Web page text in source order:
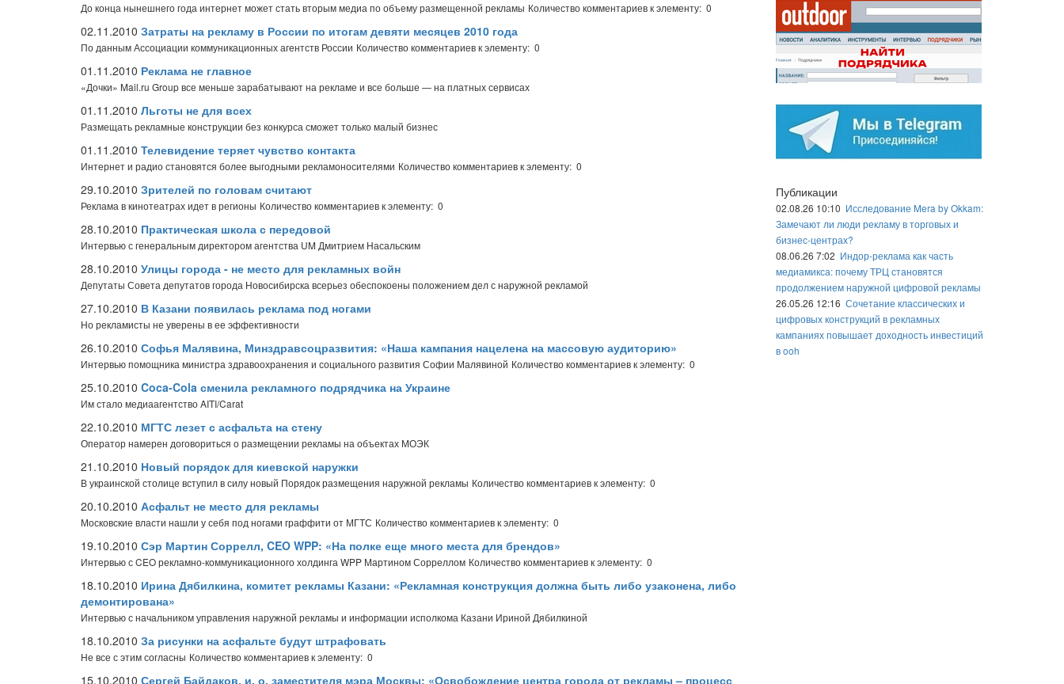
До конца нынешнего года интернет может стать вторым медиа по объему размещенной рекламы Количество комментариев к элементу: 0
02.11.2010 Затраты на рекламу в России по итогам девяти месяцев 2010 года
По данным Ассоциации коммуникационных агентств России Количество комментариев к элементу: 0
01.11.2010 Реклама не главное
«Дочки» Mail.ru Group все меньше зарабатывают на рекламе и все больше — на платных сервисах
01.11.2010 Льготы не для всех
Размещать рекламные конструкции без конкурса сможет только малый бизнес
01.11.2010 Телевидение теряет чувство контакта
Интернет и радио становятся более выгодными рекламоносителями Количество комментариев к элементу: 0
29.10.2010 Зрителей по головам считают
Реклама в кинотеатрах идет в регионы Количество комментариев к элементу: 0
28.10.2010 Практическая школа с передовой
Интервью с генеральным директором агентства UM Дмитрием Насальским
28.10.2010 Улицы города - не место для рекламных войн
Депутаты Совета депутатов города Новосибирска всерьез обеспокоены положением дел с наружной рекламой
27.10.2010 В Казани появилась реклама под ногами
Но рекламисты не уверены в ее эффективности
26.10.2010 Софья Малявина, Минздравсоцразвития: «Наша кампания нацелена на массовую аудиторию»
Интервью помощника министра здравоохранения и социального развития Софии Малявиной Количество комментариев к элементу: 0
25.10.2010 Coca-Cola сменила рекламного подрядчика на Украине
Им стало медиаагентство AITI/Carat
22.10.2010 МГТС лезет с асфальта на стену
Оператор намерен договориться о размещении рекламы на объектах МОЭК
21.10.2010 Новый порядок для киевской наружки
В украинской столице вступил в силу новый Порядок размещения наружной рекламы Количество комментариев к элементу: 0
20.10.2010 Асфальт не место для рекламы
Московские власти нашли у себя под ногами граффити от МГТС Количество комментариев к элементу: 0
19.10.2010 Сэр Мартин Соррелл, CEO WPP: «На полке еще много места для брендов»
Интервью с CEO рекламно-коммуникационного холдинга WPP Мартином Сорреллом Количество комментариев к элементу: 0
18.10.2010 Ирина Дябилкина, комитет рекламы Казани: «Рекламная конструкция должна быть либо узаконена, либо
демонтирована»
Интервью с начальником управления наружной рекламы и информации исполкома Казани Ириной Дябилкиной
18.10.2010 За рисунки на асфальте будут штрафовать
Не все с этим согласны Количество комментариев к элементу: 0
15.10.2010 Сергей Байдаков, и. о. заместителя мэра Москвы: «Освобождение центра города от рекламы – процесс
Публикации
02.08.26 10:10 Исследование Mera by Okkam:
Замечают ли люди рекламу в торговых и
бизнес-центрах?
08.06.26 7:02 Индор-реклама как часть
медиамикса: почему ТРЦ становятся
продолжением наружной цифровой рекламы
26.05.26 12:16 Сочетание классических и
цифровых конструкций в рекламных
кампаниях повышает доходность инвестиций
в ooh